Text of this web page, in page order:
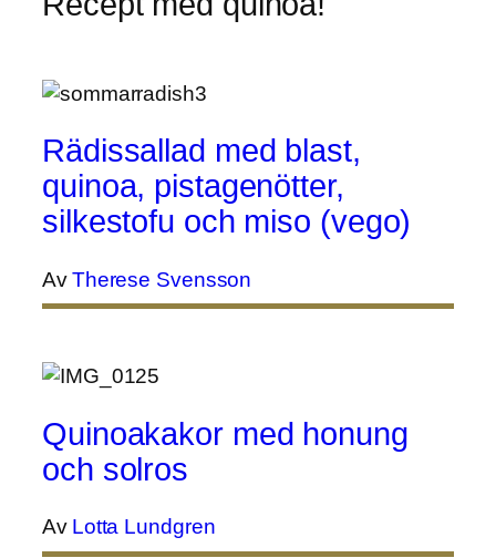
Rädissallad med blast,
quinoa, pistagenötter,
silkestofu och miso (vego)
AvTherese Svensson
Quinoakakor med honung
och solros
Av Lotta Lundgren